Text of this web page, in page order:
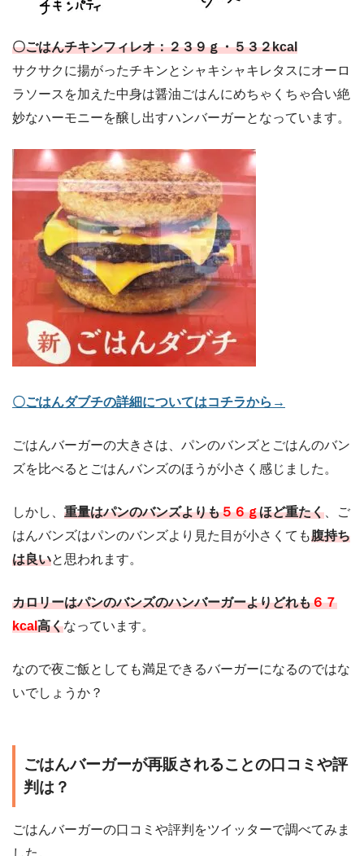
〇ごはんチキンフィレオ：２３９ｇ・５３２kcal
サクサクに揚がったチキンとシャキシャキレタスにオーロ
ラソースを加えた中身は醤油ごはんにめちゃくちゃ合い絶
妙なハーモニーを醸し出すハンバーガーとなっています。
〇ごはんダブチの詳細についてはコチラから→
ごはんバーガーの大きさは、パンのバンズとごはんのバン
ズを比べるとごはんバンズのほうが小さく感じました。
しかし、 重量はパンのバンズよりも５６ｇほど重たく 、ご
はんバンズはパンのバンズより見た目が小さくても腹持ち
は良いと思われます。
カロリーはパンのバンズのハンバーガーよりどれも６７
kcal高くなっています。
なので夜ご飯としても満足できるバーガーになるのではな
いでしょうか？
ごはんバーガーが再販されることの口コミや評
判は？
ごはんバーガーの口コミや評判をツイッターで調べてみま
した。